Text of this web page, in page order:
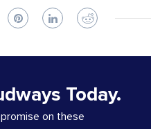
Today.
on these